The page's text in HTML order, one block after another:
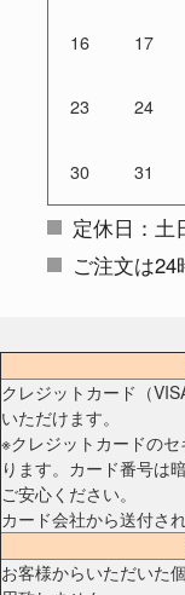
16 17
23 24
30 31
定休日：土
ご注文は
クレジットカード（
いただけます。
※クレジットカードの
ります。カード番号は
ご安心ください。
カード会社から送付さ
お客様からいただいた